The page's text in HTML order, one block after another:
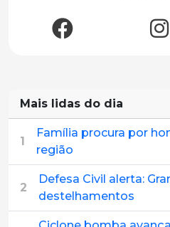
Mais lidas do dia
1
Família procura por
região
2
Defesa Civil alerta:
destelhamentos